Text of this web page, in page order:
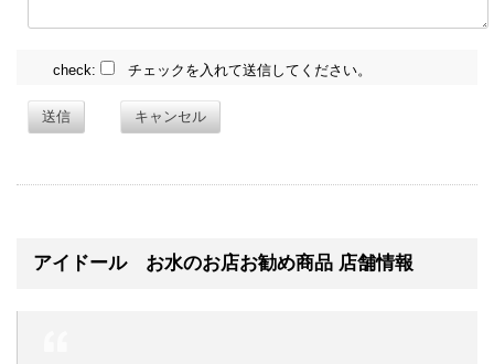
check: チェックを入れて送信してください。
送信 キャンセル
アイドール お水のお店お勧め商品 店舗情報